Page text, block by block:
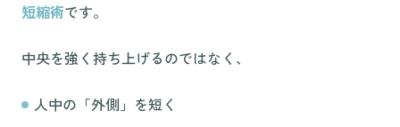
短縮術です。
中央を強く持ち上げるのではなく、
人中の「外側」を短く